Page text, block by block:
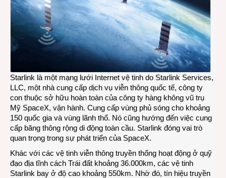
Starlink là một mạng lưới Internet vệ tinh do Starlink Services,
LLC, một nhà cung cấp dịch vụ viễn thông quốc tế, công ty
con thuộc sở hữu hoàn toàn của công ty hàng không vũ trụ
Mỹ SpaceX, vận hành. Cung cấp vùng phủ sóng cho khoảng
150 quốc gia và vùng lãnh thổ. Nó cũng hướng đến việc cung
cấp băng thông rộng di động toàn cầu. Starlink đóng vai trò
quan trọng trong sự phát triển của SpaceX.
Khác với các vệ tinh viễn thông truyền thống hoạt động ở quỹ
đạo địa tĩnh cách Trái đất khoảng 36.000km, các vệ tinh
Starlink bay ở độ cao khoảng 550km. Nhờ đó, tín hiệu truyền